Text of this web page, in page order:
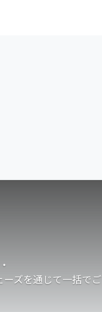
ズを通じて一括でご